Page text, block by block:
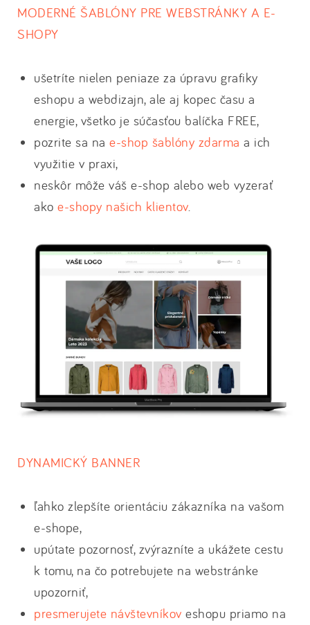
MODERNÉ ŠABLÓNY PRE WEBSTRÁNKY A E-
SHOPY
ušetríte nielen peniaze za úpravu grafiky
eshopu a webdizajn, ale aj kopec času a
energie, všetko je súčasťou balíčka FREE,
pozrite sa na e-shop šablóny zdarma a ich
využitie v praxi,
neskôr môže váš e-shop alebo web vyzerať
ako e-shopy našich klientov.
DYNAMICKÝ BANNER
ľahko zlepšíte orientáciu zákazníka na vašom
e-shope,
upútate pozornosť, zvýrazníte a ukážete cestu
k tomu, na čo potrebujete na webstránke
upozorniť,
presmerujete návštevníkov eshopu priamo na